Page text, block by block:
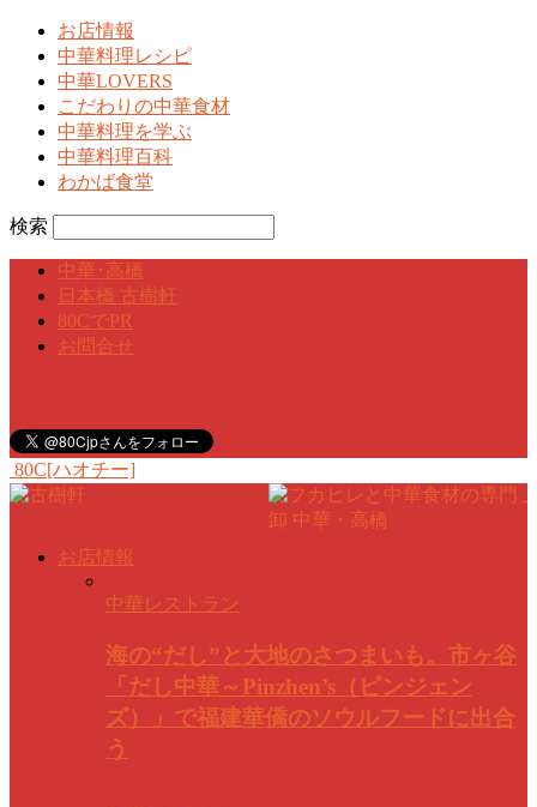
お店情報
中華料理レシピ
中華LOVERS
こだわりの中華食材
中華料理を学ぶ
中華料理百科
わかば食堂
検索
中華･高橋
日本橋 古樹軒
80CでPR
お問合せ
80C[ハオチー]
お店情報
中華レストラン
海の“だし”と大地のさつまいも。市ヶ谷
「だし中華～Pinzhen’s（ピンジェン
ズ）」で福建華僑のソウルフードに出合
う